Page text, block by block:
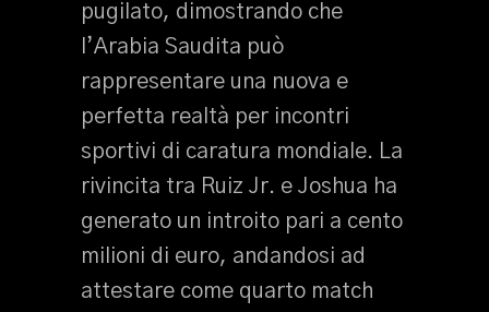
pugilato, dimostrando che
l’Arabia Saudita può
rappresentare una nuova e
perfetta realtà per incontri
sportivi di caratura mondiale. La
rivincita tra Ruiz Jr. e Joshua ha
generato un introito pari a cento
milioni di euro, andandosi ad
attestare come quarto match